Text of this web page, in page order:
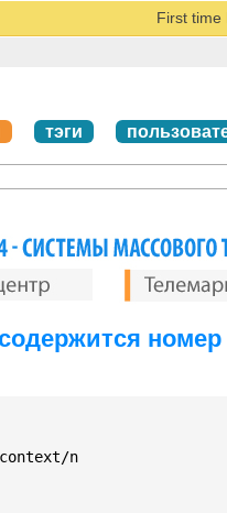
First time
тэги
n